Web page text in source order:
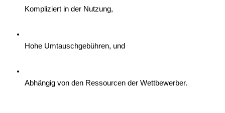
Kompliziert in der Nutzung,
Hohe Umtauschgebühren, und
Abhängig von den Ressourcen der Wettbewerber.